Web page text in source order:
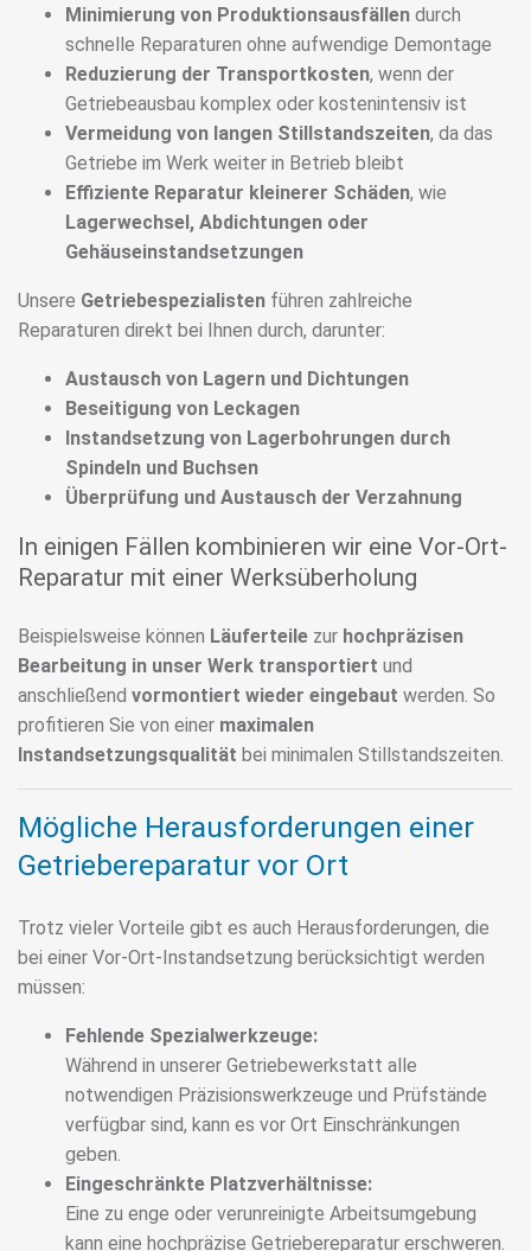
Minimierung von Produktionsausfällen durch
schnelle Reparaturen ohne aufwendige Demontage
Reduzierung der Transportkosten, wenn der
Getriebeausbau komplex oder kostenintensiv ist
Vermeidung von langen Stillstandszeiten, da das
Getriebe im Werk weiter in Betrieb bleibt
Effiziente Reparatur kleinerer Schäden, wie
Lagerwechsel, Abdichtungen oder
Gehäuseinstandsetzungen
Unsere Getriebespezialisten führen zahlreiche
Reparaturen direkt bei Ihnen durch, darunter:
Austausch von Lagern und Dichtungen
Beseitigung von Leckagen
Instandsetzung von Lagerbohrungen durch
Spindeln und Buchsen
Überprüfung und Austausch der Verzahnung
In einigen Fällen kombinieren wir eine Vor-Ort-
Reparatur mit einer Werksüberholung
Beispielsweise können Läuferteile zur hochpräzisen
Bearbeitung in unser Werk transportiert und
anschließend vormontiert wieder eingebaut werden. So
profitieren Sie von einer maximalen
Instandsetzungsqualität bei minimalen Stillstandszeiten.
Mögliche Herausforderungen einer
Getriebereparatur vor Ort
Trotz vieler Vorteile gibt es auch Herausforderungen, die
bei einer Vor-Ort-Instandsetzung berücksichtigt werden
müssen:
Fehlende Spezialwerkzeuge:
Während in unserer Getriebewerkstatt alle
notwendigen Präzisionswerkzeuge und Prüfstände
verfügbar sind, kann es vor Ort Einschränkungen
geben.
Eingeschränkte Platzverhältnisse:
Eine zu enge oder verunreinigte Arbeitsumgebung
kann eine hochpräzise Getriebereparatur erschweren.